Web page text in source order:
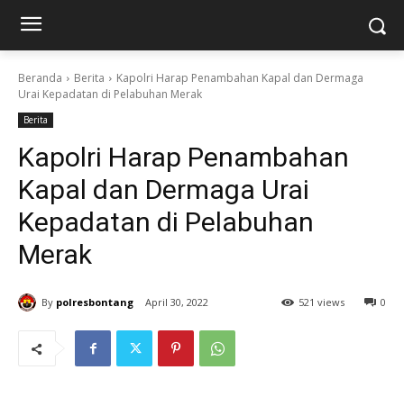
Beranda Berita
Kapolri Harap Penambahan Kapal dan Dermaga
Urai Kepadatan di Pelabuhan Merak
Berita
Kapolri Harap Penambahan
Kapal dan Dermaga Urai
Kepadatan di Pelabuhan
Merak
By polresbontang April 30, 2022 0
521 views